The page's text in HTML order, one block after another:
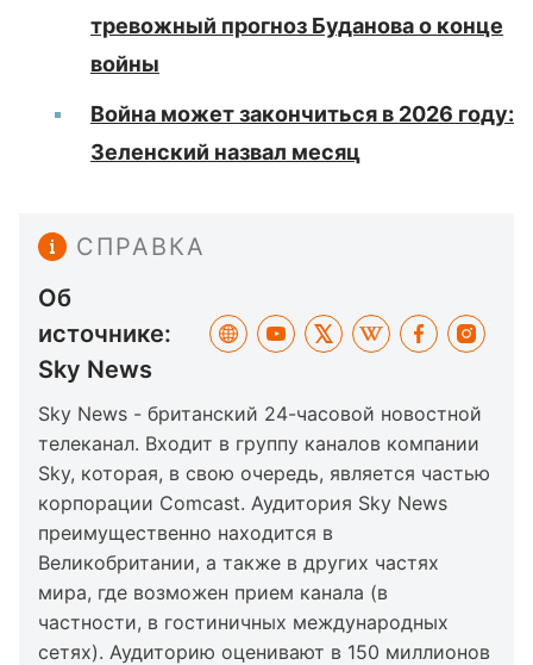
тревожный прогноз Буданова о конце
войны
Война может закончиться в 2026 году:
Зеленский назвал месяц
СПРАВКА
Об
источнике:
Sky News
Sky News - британский 24-часовой новостной
телеканал. Входит в группу каналов компании
Sky, которая, в свою очередь, является частью
корпорации Comcast. Аудитория Sky News
преимущественно находится в
Великобритании, а также в других частях
мира, где возможен прием канала (в
частности, в гостиничных международных
сетях). Аудиторию оценивают в 150 миллионов